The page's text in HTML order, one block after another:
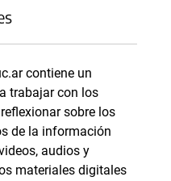
contiene un
trabajar con los
sobre los
de la información
audios y
materiales digitales